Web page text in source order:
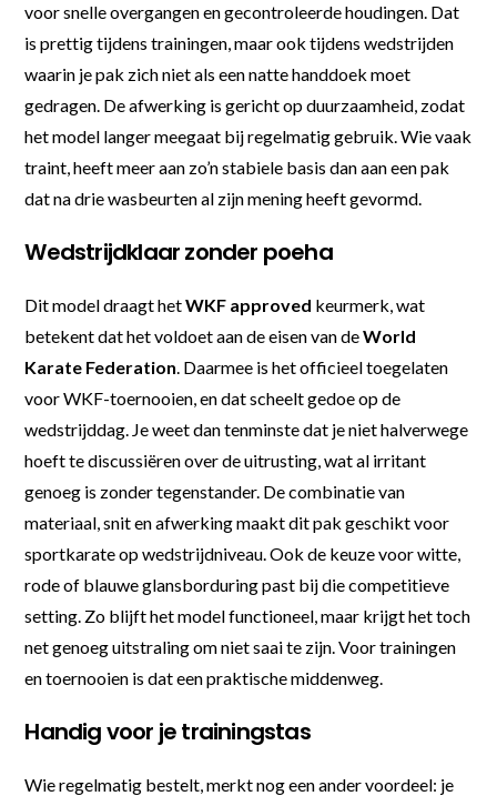
voor snelle overgangen en gecontroleerde houdingen. Dat
is prettig tijdens trainingen, maar ook tijdens wedstrijden
waarin je pak zich niet als een natte handdoek moet
gedragen. De afwerking is gericht op duurzaamheid, zodat
het model langer meegaat bij regelmatig gebruik. Wie vaak
traint, heeft meer aan zo’n stabiele basis dan aan een pak
dat na drie wasbeurten al zijn mening heeft gevormd.
Wedstrijdklaar zonder poeha
Dit model draagt hetWKF approved keurmerk, wat
betekent dat het voldoet aan de eisen van deWorld
Karate Federation. Daarmee is het officieel toegelaten
voor WKF-toernooien, en dat scheelt gedoe op de
wedstrijddag. Je weet dan tenminste dat je niet halverwege
hoeft te discussiëren over de uitrusting, wat al irritant
genoeg is zonder tegenstander. De combinatie van
materiaal, snit en afwerking maakt dit pak geschikt voor
sportkarate op wedstrijdniveau. Ook de keuze voor witte,
rode of blauwe glansborduring past bij die competitieve
setting. Zo blijft het model functioneel, maar krijgt het toch
net genoeg uitstraling om niet saai te zijn. Voor trainingen
en toernooien is dat een praktische middenweg.
Handig voor je trainingstas
Wie regelmatig bestelt, merkt nog een ander voordeel: je